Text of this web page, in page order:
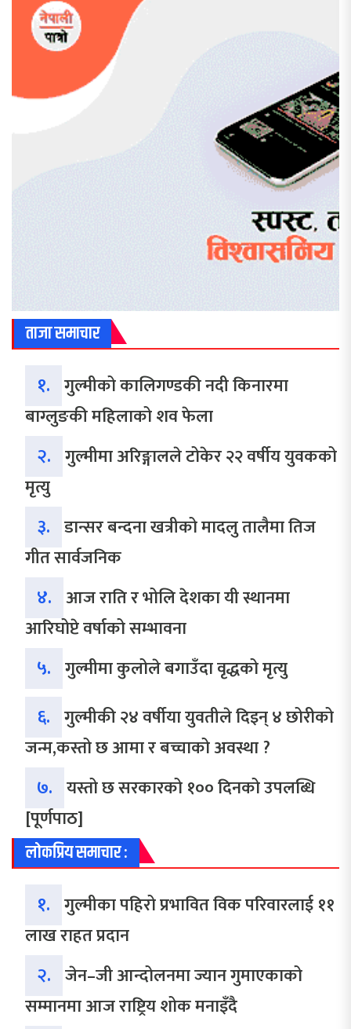
ताजा समाचार
१. गुल्मीको कालिगण्डकी नदी किनारमा
बाग्लुङकी महिलाको शव फेला
२. गुल्मीमा अरिङ्गालले टोकेर २२ वर्षीय युवकको
मृत्यु
३. डान्सर बन्दना खत्रीको मादलु तालैमा तिज
गीत सार्वजनिक
४. आज राति र भोलि देशका यी स्थानमा
आरिघोप्टे वर्षाको सम्भावना
५. गुल्मीमा कुलोले बगाउँदा वृद्धको मृत्यु
६. गुल्मीकी २४ वर्षीया युवतीले दिइन् ४ छोरीको
जन्म,कस्तो छ आमा र बच्चाको अवस्था ?
७. यस्तो छ सरकारको १०० दिनको उपलब्धि
[पूर्णपाठ]
लोकप्रिय समाचार :
१. गुल्मीका पहिरो प्रभावित विक परिवारलाई ११
लाख राहत प्रदान
२. जेन–जी आन्दोलनमा ज्यान गुमाएकाको
सम्मानमा आज राष्ट्रिय शोक मनाइँदै